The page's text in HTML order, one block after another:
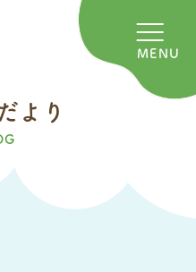
MENU
だ よ り